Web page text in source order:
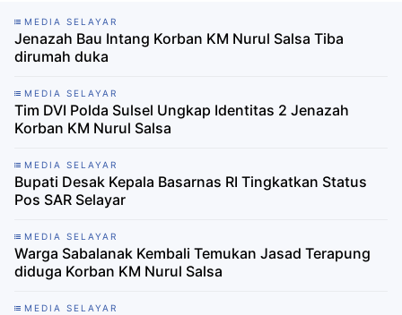
MEDIA SELAYAR
Jenazah Bau Intang Korban KM Nurul Salsa Tiba
dirumah duka
MEDIA SELAYAR
Tim DVI Polda Sulsel Ungkap Identitas 2 Jenazah
Korban KM Nurul Salsa
MEDIA SELAYAR
Bupati Desak Kepala Basarnas RI Tingkatkan Status
Pos SAR Selayar
MEDIA SELAYAR
Warga Sabalanak Kembali Temukan Jasad Terapung
diduga Korban KM Nurul Salsa
MEDIA SELAYAR